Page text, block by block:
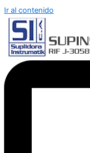
Ir al contenido